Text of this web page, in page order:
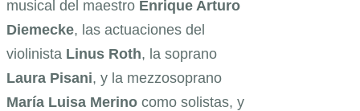
musical del maestro Enrique Arturo
Diemecke, las actuaciones del
violinista Linus Roth, la soprano
Laura Pisani, y la mezzosoprano
María Luisa Merino como solistas, y